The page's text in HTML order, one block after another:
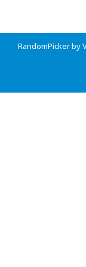
RandomPicker by